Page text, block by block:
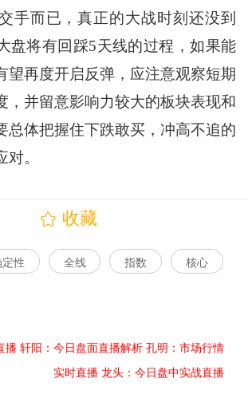
手而已，真正的大战时刻还没到
盘将有回踩5天线的过程，如果能
望再度开启反弹，应注意观察短期
，并留意影响力较大的板块表现和
总体把握住下跌敢买，冲高不追的
。
收藏
性 全线 指数 核心
播 轩阳：今日盘面直播解析 孔明：市场行情
实时直播 龙头：今日盘中实战直播